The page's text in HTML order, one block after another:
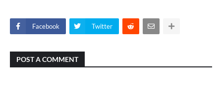
Facebook Twitter
POST A COMMENT